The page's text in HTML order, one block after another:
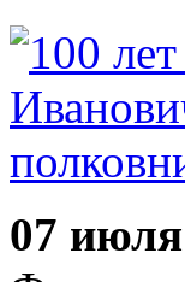
07 июля